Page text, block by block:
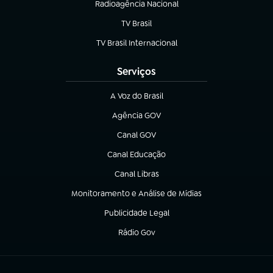
Radioagência Nacional
(abre em nova aba)
TV Brasil
(abre em nova aba)
TV Brasil Internacional
(abre em nova aba)
Serviços
A Voz do Brasil
(abre em nova aba)
Agência GOV
(abre em nova aba)
Canal GOV
(abre em nova aba)
Canal Educação
(abre em nova aba)
Canal Libras
(abre em nova aba)
Monitoramento e Análise de Mídias
(abre em nova aba)
Publicidade Legal
(abre em nova aba)
Rádio Gov
(abre em nova aba)